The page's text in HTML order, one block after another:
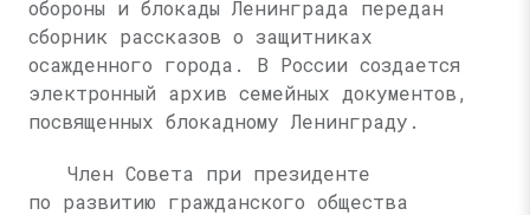
обороны и блокады Ленинграда передан
сборник рассказов о защитниках
осажденного города. В России создается
электронный архив семейных документов,
посвященных блокадному Ленинграду.
Член Совета при президенте
по развитию гражданского общества